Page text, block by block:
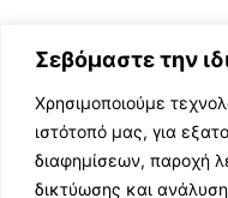
Σεβόμαστε την
Χρησιμοποιούμε
ιστότοπό μας, για
διαφημίσεων, παροχή
δικτύωσης και
ΕΛΛΗΝΙΚΗ ΜΟΥΣΙΚΗ